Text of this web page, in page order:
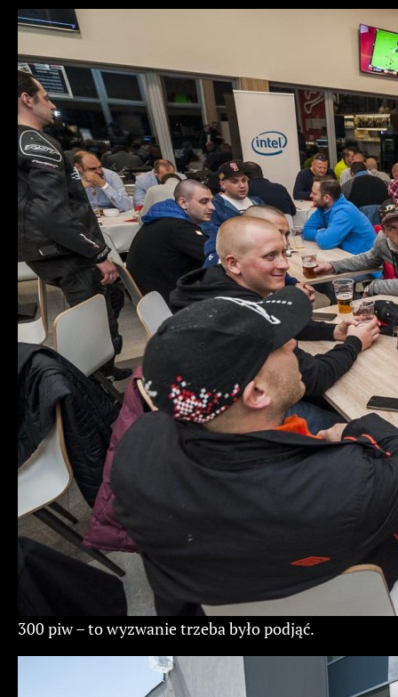
300 piw – to wyzwanie trzeba było podjąć.